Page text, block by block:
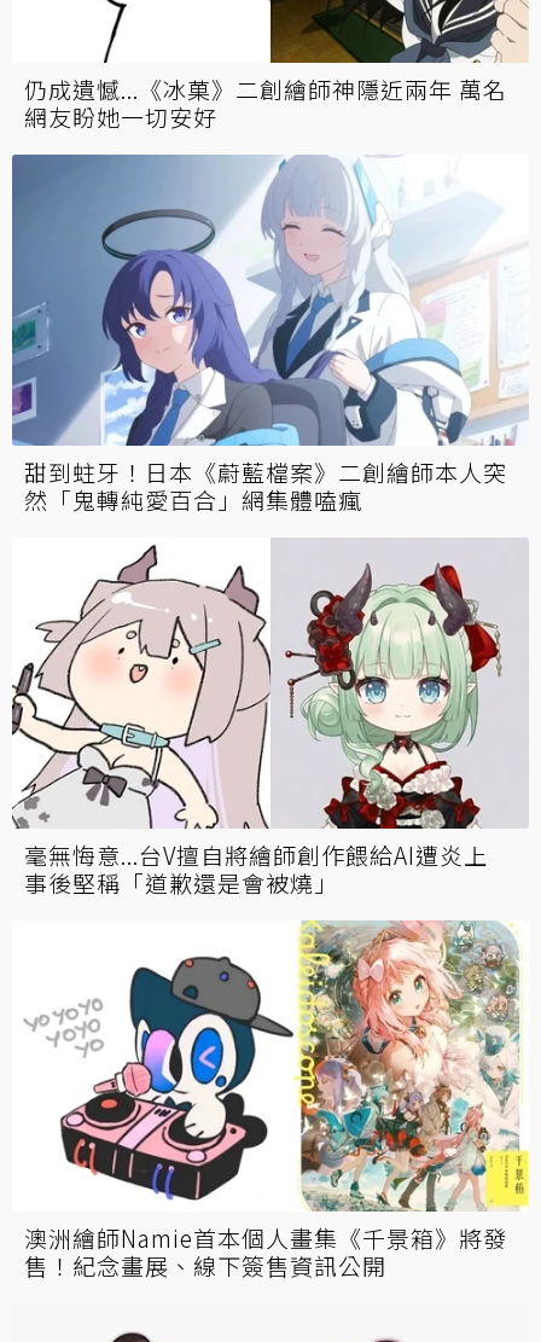
仍成遺憾...《冰菓》二創繪師神隱近兩年 萬名
網友盼她一切安好
甜到蛀牙！日本《蔚藍檔案》二創繪師本人突
然「鬼轉純愛百合」網集體嗑瘋
毫無悔意...台V擅自將繪師創作餵給AI遭炎上
事後堅稱「道歉還是會被燒」
澳洲繪師Namie首本個人畫集《千景箱》將發
售！紀念畫展、線下簽售資訊公開